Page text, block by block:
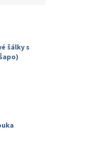
šálky s